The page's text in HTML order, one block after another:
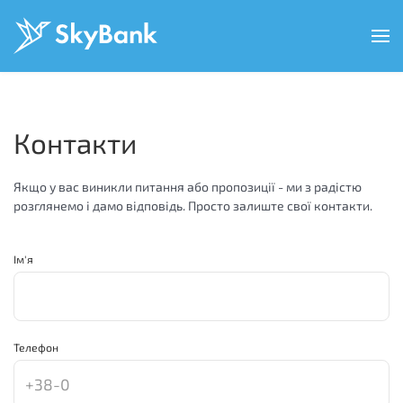
основного
Контакти
Якщо у вас виникли питання або пропозиції - ми з радістю
розглянемо і дамо відповідь. Просто залиште свої контакти.
Iм'я
Телефон